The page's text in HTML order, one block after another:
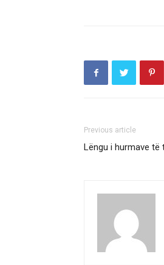
Previous article
Lëngu i hurmave të